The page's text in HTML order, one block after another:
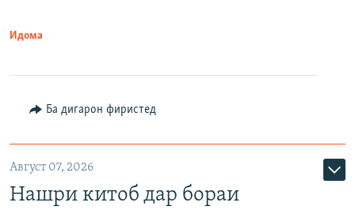
Идома
Ба дигарон фиристед
Август 07, 2026
Нашри китоб дар бораи